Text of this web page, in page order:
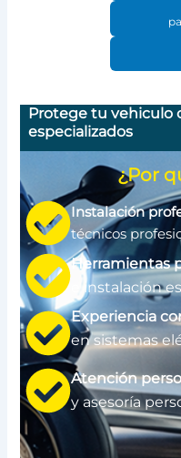
Protege tu vehiculo
especializados
¿Por
Instalación
técnicos
Herramientas
e instalación
Experiencia
en sistemas
Atención
y asesoría